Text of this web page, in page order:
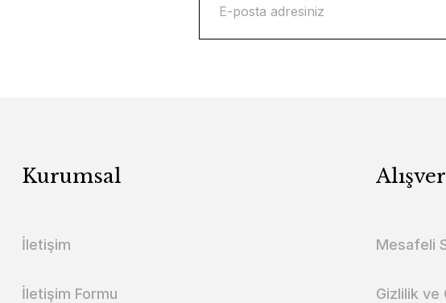
Kurumsal
İletişim
İletişim Formu
Mesafeli
Gizlilik ve